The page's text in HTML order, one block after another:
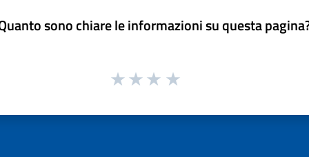
sono chiare le informazioni su questa